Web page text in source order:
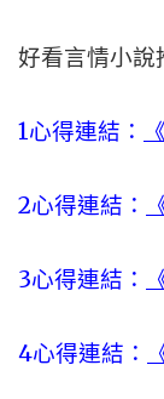
好看言情小說
1心得連結：
2心得連結：
3心得連結：
4心得連結：